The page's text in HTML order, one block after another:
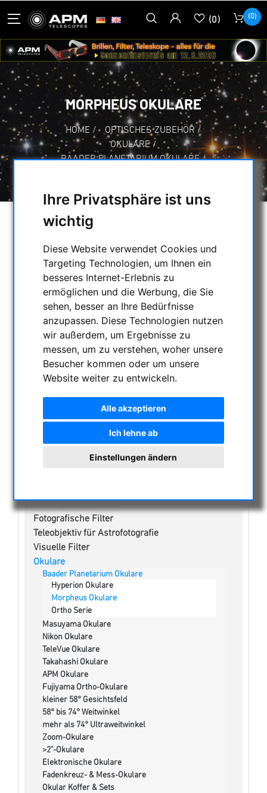
Ihre Privatsphäre ist uns
wichtig
Diese Website verwendet Cookies und
Targeting Technologien, um Ihnen ein
besseres Internet-Erlebnis zu
ermöglichen und die Werbung, die Sie
sehen, besser an Ihre Bedürfnisse
anzupassen. Diese Technologien nutzen
wir außerdem, um Ergebnisse zu
messen, um zu verstehen, woher unsere
Besucher kommen oder um unsere
Website weiter zu entwickeln.
Alle akzeptieren
Ich lehne ab
Einstellungen ändern
(0) (0)
MORPHEUS OKULARE
HOME / OPTISCHES ZUBEHÖR /
OKULARE /
BAADER PLANETARIUM OKULARE /
AUSWAHL
KATEGORIEN
NACHTSICHTGERÄTE , WÄRMEKAMERAS &
ENTFERNUNGSMESSER
AKTUELLE ANGEBOTE
ASTROPROFESSIONAL TELESCOPES
SECONDHAND & LAGERBESTAND
APM PRODUKTE
ASTROEINSTIEG
SONNENBEOBACHTUNG
FERNGLÄSER, SPEKTIVE
Fotografische Filter
Teleobjektiv für Astrofotografie
Visuelle Filter
Okulare
Baader Planetarium Okulare
Hyperion Okulare
Morpheus Okulare
Ortho Serie
Masuyama Okulare
Nikon Okulare
TeleVue Okulare
Takahashi Okulare
APM Okulare
Fujiyama Ortho-Okulare
kleiner 58° Gesichtsfeld
58° bis 74° Weitwinkel
mehr als 74° Ultraweitwinkel
Zoom-Okulare
>2"-Okulare
Elektronische Okulare
Fadenkreuz- & Mess-Okulare
Okular Koffer & Sets